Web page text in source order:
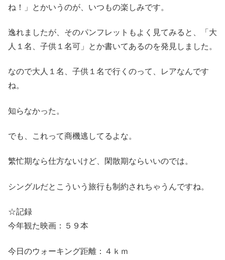
ね！」とかいうのが、いつもの楽しみです。
逸れましたが、そのパンフレットもよく見てみると、「大
人１名、子供１名可」とか書いてあるのを発見しました。
なので大人１名、子供１名で行くのって、レアなんです
ね。
知らなかった。
でも、これって商機逃してるよな。
繁忙期なら仕方ないけど、閑散期ならいいのでは。
シングルだとこういう旅行も制約されちゃうんですね。
☆記録
今年観た映画：５９本
今日のウォーキング距離：４ｋｍ